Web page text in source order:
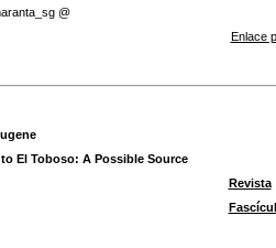
@
Enlace
El Toboso: A Possible Source
Revista